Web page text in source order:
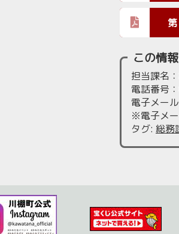
この情
担当課名
電話番号
電子メー
※電子メー
タグ: 総務